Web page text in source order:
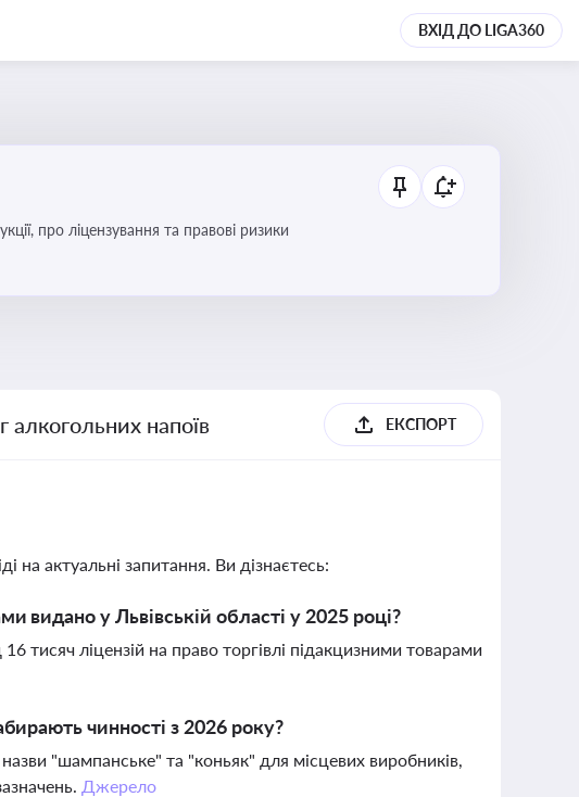
ВХІД ДО LIGA360
про ліцензування та правові ризики
напоїв ЕКСПОРТ
на актуальні запитання. Ви дізнаєтесь:
видано у Львівській області у 2025 році?
тисяч ліцензій на право торгівлі підакцизними товарами
чинності з 2026 року?
"шампанське" та "коньяк" для місцевих виробників,
Джерело